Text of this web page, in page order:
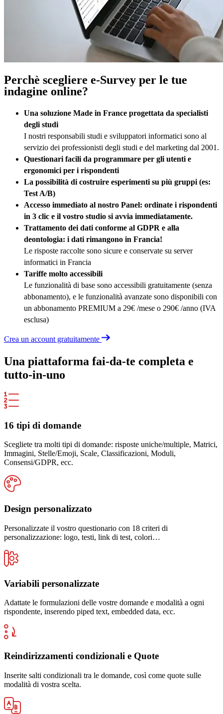
Perchè scegliere e-Survey per le tue
indagine online?
Una soluzione Made in France progettata da specialisti
degli studi
I nostri responsabili studi e sviluppatori informatici sono al
servizio dei professionisti degli studi e del marketing dal 2001.
Questionari facili da programmare per gli utenti e
ergonomici per i rispondenti
La possibilità di costruire esperimenti su più gruppi (es:
Test A/B)
Accesso immediato al nostro Panel: ordinate i rispondenti
in 3 clic e il vostro studio si avvia immediatamente.
Trattamento dei dati conforme al GDPR e alla
deontologia: i dati rimangono in Francia!
Le risposte raccolte sono sicure e conservate su server
informatici in Francia
Tariffe molto accessibili
Le funzionalità di base sono accessibili gratuitamente (senza
abbonamento), e le funzionalità avanzate sono disponibili con
un abbonamento PREMIUM a 29€ /mese o 290€ /anno (IVA
esclusa)
Crea un account gratuitamente
Una piattaforma fai-da-te completa e
tutto-in-uno
16 tipi di domande
Scegliete tra molti tipi di domande: risposte uniche/multiple, Matrici,
Immagini, Stelle/Emoji, Scale, Classificazioni, Moduli,
Consensi/GDPR, ecc.
Design personalizzato
Personalizzate il vostro questionario con 18 criteri di
personalizzazione: logo, testi, link di test, colori…
Variabili personalizzate
Adattate le formulazioni delle vostre domande e modalità a ogni
rispondente, inserendo piped text, embedded data, ecc.
Reindirizzamenti condizionali e Quote
Inserite salti condizionali tra le domande, così come quote sulle
modalità di vostra scelta.